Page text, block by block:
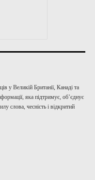
у Великій Британії, Канаді та
яка підтримує, об’єднує
слова, чесність і відкритий